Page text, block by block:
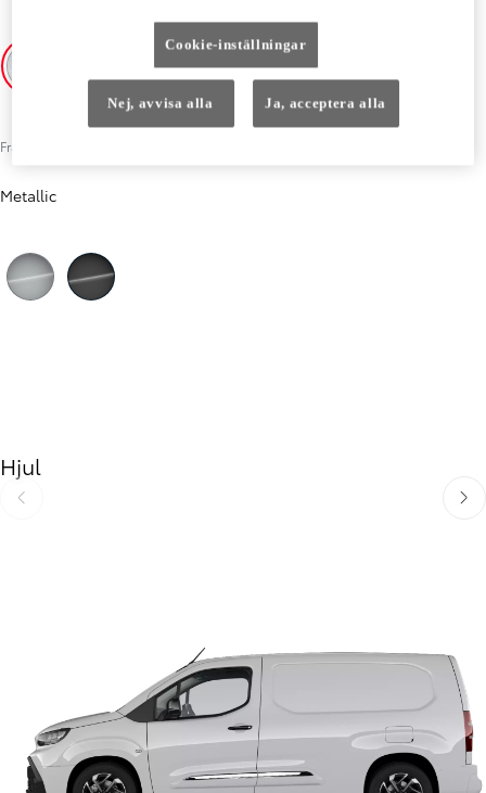
Från 5 200 kr exkl. moms
Metallic
Hjul
Föregående
Cookie-inställningar
Nej, avvisa alla Ja, acceptera alla